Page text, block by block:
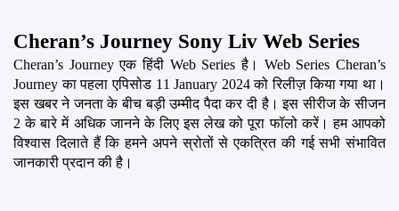
Cheran’s Journey Sony Liv Web Series
Cheran’s Journey एक हिंदी Web Series है। Web Series Cheran’s
Journey का पहला एपिसोड 11 January 2024 को रिलीज़ किया गया था।
इस खबर ने जनता के बीच बड़ी उम्मीद पैदा कर दी है। इस सीरीज के सीजन
2 के बारे में अधिक जानने के लिए इस लेख को पूरा फॉलो करें। हम आपको
विश्वास दिलाते हैं कि हमने अपने स्रोतों से एकत्रित की गई सभी संभावित
जानकारी प्रदान की है।